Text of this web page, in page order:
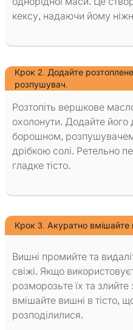
кексу, надаючи йому
Крок 2. Додайте
розпушувач.
Розтопіть вершкове
охолонути. Додайте його
борошном,
дрібкою солі. Ретельно
гладке тісто.
Крок 3. Акуратно вмішайте
Вишні промийте та
свіжі. Якщо
розморозьте їх та
вмішайте вишні в тісто,
розподілилися.